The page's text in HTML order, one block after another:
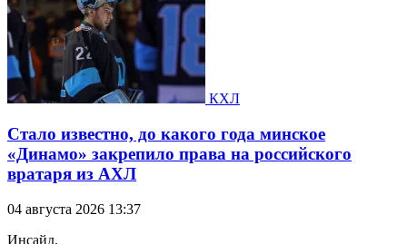
КХЛ
Стало известно, до какого года минское
«Динамо» закрепило права на российского
вратаря из АХЛ
04 августа 2026 13:37
Инсайд.